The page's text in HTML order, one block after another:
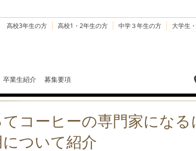
高校3年生の方 高校1・2年生の方 中学３年生の方 大学生
卒業生紹介 募集要項
コーヒーの専門家にな
ついて紹介